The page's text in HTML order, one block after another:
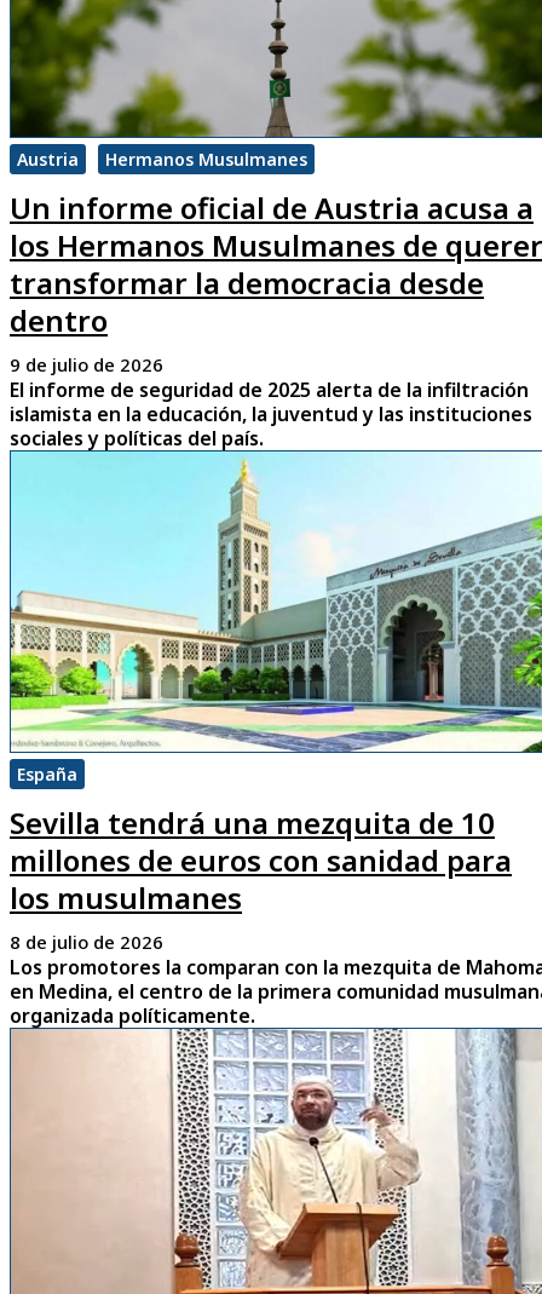
Austria Hermanos Musulmanes
Un informe oficial de Austria acusa a
los Hermanos Musulmanes de querer
transformar la democracia desde
dentro
9 de julio de 2026
El informe de seguridad de 2025 alerta de la infiltración
islamista en la educación, la juventud y las instituciones
sociales y políticas del país.
España
Sevilla tendrá una mezquita de 10
millones de euros con sanidad para
los musulmanes
8 de julio de 2026
Los promotores la comparan con la mezquita de
en Medina, el centro de la primera comunidad
organizada políticamente.